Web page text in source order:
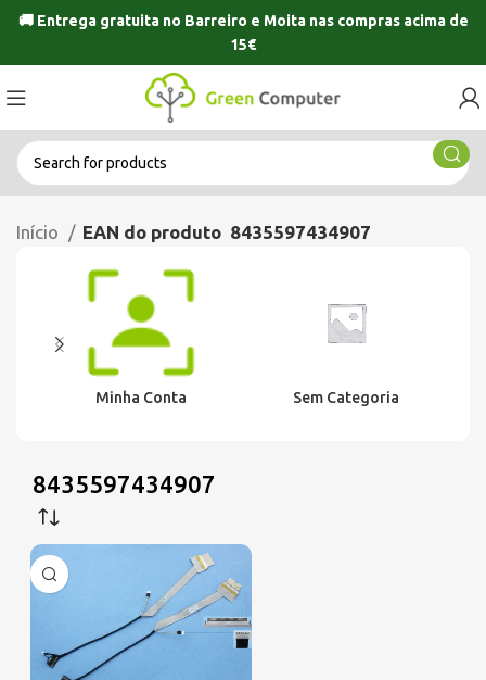
🚚 Entrega gratuita no Barreiro e Moitanas compras acima de
15€
Início EAN do produto 8435597434907
Minha Conta Sem Categoria
8435597434907